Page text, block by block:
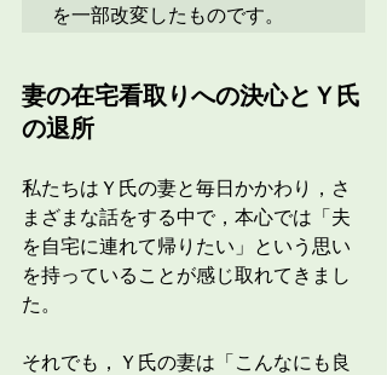
を一部改変したものです。
妻の在宅看取りへの決心とＹ氏
の退所
私たちはＹ氏の妻と毎日かかわり，さ
まざまな話をする中で，本心では「夫
を自宅に連れて帰りたい」という思い
を持っていることが感じ取れてきまし
た。
それでも，Ｙ氏の妻は「こんなにも良